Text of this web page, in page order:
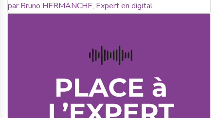
par Bruno HERMANCHE, Expert en digital